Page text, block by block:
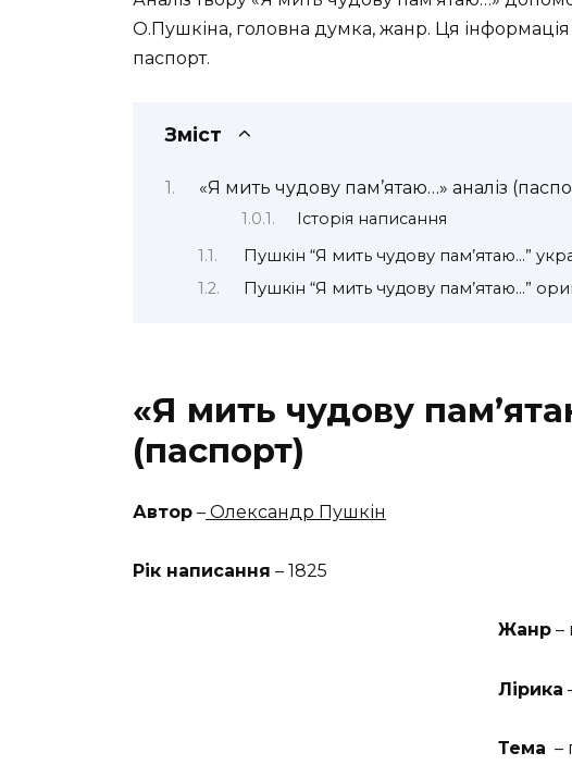
О.Пушкіна, головна думка, жанр. Ця
паспорт.
Зміст
«Я мить чудову пам’ятаю…» аналіз
Історія написання
Пушкін “Я мить чудову пам’ятаю…”
Пушкін “Я мить чудову пам’ятаю…”
«Я мить чудову
(паспорт)
Автор – Олександр Пушкін
Рік написання – 1825
Жанр –
Лірика
Тема –